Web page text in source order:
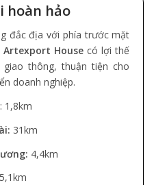
hoàn hảo
đắc địa với phía trước mặt
House có lợi thế
thông, thuận tiện cho
doanh nghiệp.
: 1,8km
31km
4,4km
5,1km